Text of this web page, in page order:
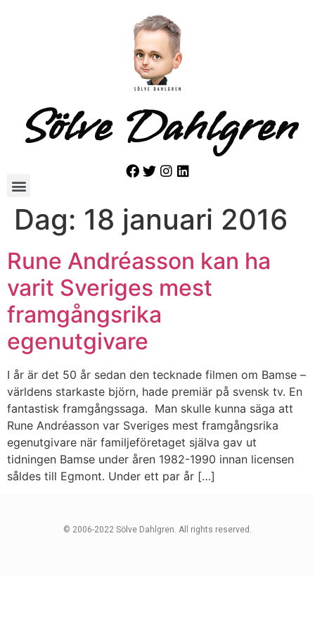
Sölve Dahlgren
Dag: 18 januari 2016
Rune Andréasson kan ha
varit Sveriges mest
framgångsrika
egenutgivare
I år är det 50 år sedan den tecknade filmen om Bamse –
världens starkaste björn, hade premiär på svensk tv. En
fantastisk framgångssaga. Man skulle kunna säga att
Rune Andréasson var Sveriges mest framgångsrika
egenutgivare när familjeföretaget själva gav ut
tidningen Bamse under åren 1982-1990 innan licensen
såldes till Egmont. Under ett par år […]
© 2006-2022 Sölve Dahlgren. All rights reserved.